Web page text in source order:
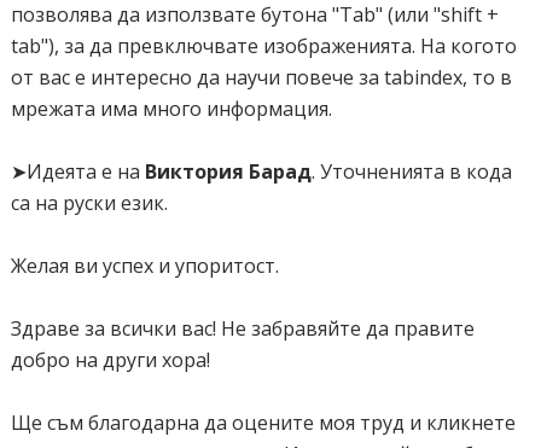
transition: all 1.0s ease;
}
/* Вращение */
-moz-transform: rotate(-25deg);
-webkit-transform: rotate(-25deg);
}
-moz-transform: rotate(-20deg);
-webkit-transform: rotate(-20deg);
}
позволява да използвате бутона "Tab" (или "shift +
tab"), за да превключвате изображенията. На когото
от вас е интересно да научи повече за tabindex, то в
мрежата има много информация.
➤Идеята е на Виктория Барад. Уточненията в кода
са на руски език.
Желая ви успех и упоритост.
Здраве за всички вас! Не забравяйте да правите
добро на други хора!
Ще съм благодарна да оцените моя труд и кликнете